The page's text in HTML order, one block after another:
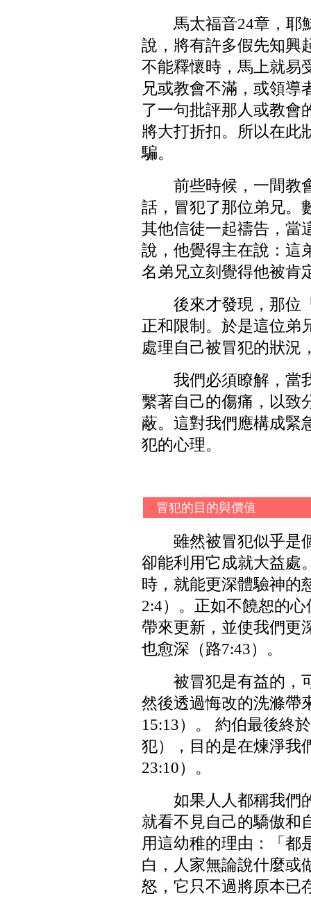
馬太福音24章，耶
說，將有許多假先知興
不能釋懷時，馬上就易
兄或教會不滿，或領導
了一句批評那人或教會
將大打折扣。所以在此
騙。
前些時候，一間教
話，冒犯了那位弟兄。
其他信徒一起禱告，當
說，他覺得主在說：這
名弟兄立刻覺得他被肯
後來才發現，那位
正和限制。於是這位弟
處理自己被冒犯的狀況
我們必須瞭解，當
繫著自己的傷痛，以致
蔽。這對我們應構成緊
犯的心理。
冒犯的目的與價值
雖然被冒犯似乎是
卻能利用它成就大益處
時，就能更深體驗神的
2:4）。正如不饒恕的
帶來更新，並使我們更
也愈深（路7:43）。
被冒犯是有益的，
然後透過悔改的洗滌帶
15:13）。 約伯最後終
犯），目的是在煉淨我
23:10）。
如果人人都稱我們
就看不見自己的驕傲和
用這幼稚的理由：「都
白，人家無論說什麼或
怒，它只不過將原本已